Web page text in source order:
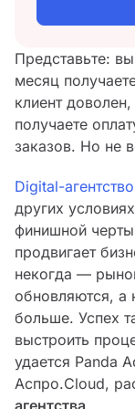
Представьте:
месяц
клиент
получаете
заказов. Но не
Digital-
других
финишной
продвигает
некогда —
обновляются, а
больше. Успех
выстроить
удается Panda
Аспро.Cloud,
агентства